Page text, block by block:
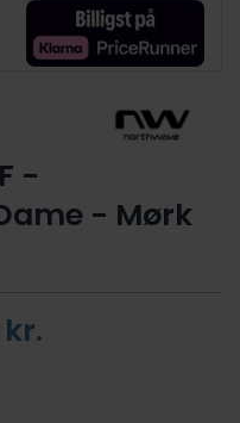
-
- Mørk
kr.